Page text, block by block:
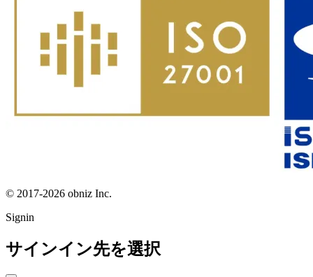
© 2017-2026 obniz Inc.
Signin
サインイン先を選択